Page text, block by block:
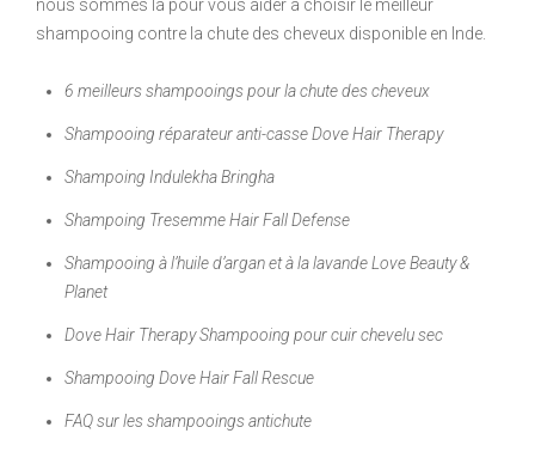
nous sommes là pour vous aider à choisir le meilleur
shampooing contre la chute des cheveux disponible en Inde.
6 meilleurs shampooings pour la chute des cheveux
Shampooing réparateur anti-casse Dove Hair Therapy
Shampoing Indulekha Bringha
Shampoing Tresemme Hair Fall Defense
Shampooing à l’huile d’argan et à la lavande Love Beauty &
Planet
Dove Hair Therapy Shampooing pour cuir chevelu sec
Shampooing Dove Hair Fall Rescue
FAQ sur les shampooings antichute